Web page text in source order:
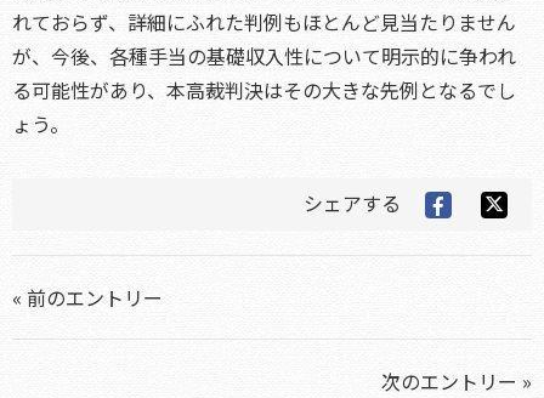
れておらず、詳細にふれた判例もほとんど見当たりません
が、今後、各種手当の基礎収入性について明示的に争われ
る可能性があり、本高裁判決はその大きな先例となるでし
ょう。
シェアする
« 前のエントリー
次のエントリー »